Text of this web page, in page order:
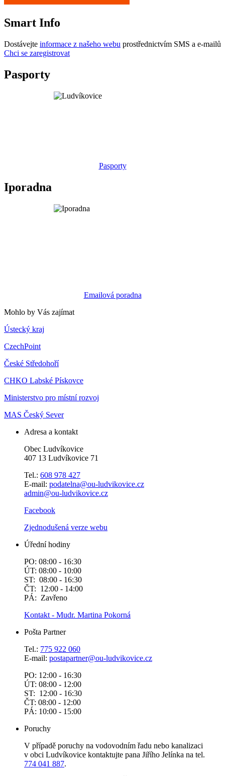
Smart Info
Dostávejte informace z našeho webu prostřednictvím SMS a e-mailů
Chci se zaregistrovat
Pasporty
Pasporty
Iporadna
Emailová poradna
Mohlo by Vás zajímat
Ústecký kraj
CzechPoint
České Středohoří
CHKO Labské Pískovce
Ministerstvo pro místní rozvoj
MAS Český Sever
Adresa a kontakt
Obec Ludvíkovice
407 13 Ludvíkovice 71
Tel.: 608 978 427
E-mail: podatelna@ou-ludvikovice.cz
admin@ou-ludvikovice.cz
Facebook
Zjednodušená verze webu
Úřední hodiny
PO: 08:00 - 16:30
ÚT: 08:00 - 10:00
ST: 08:00 - 16:30
ČT: 12:00 - 14:00
PÁ: Zavřeno
Kontakt - Mudr. Martina Pokorná
Pošta Partner
Tel.: 775 922 060
E-mail: postapartner@ou-ludvikovice.cz
PO: 12:00 - 16:30
ÚT: 08:00 - 12:00
ST: 12:00 - 16:30
ČT: 08:00 - 12:00
PÁ: 10:00 - 15:00
Poruchy
V případě poruchy na vodovodním řadu nebo kanalizaci
v obci Ludvíkovice kontaktujte pana Jiřího Jelínka na tel.
774 041 887.